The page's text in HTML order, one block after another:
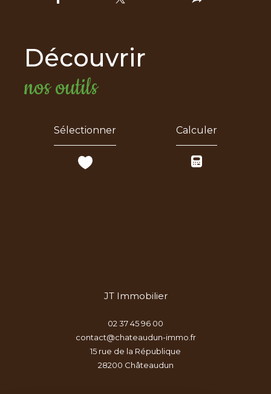
découvrir
nos outils
Sélectionner Calculer
JT Immobilier
02 37 45 96 00
contact@chateaudun-immo.fr
15 rue de la République
28200
châteaudun